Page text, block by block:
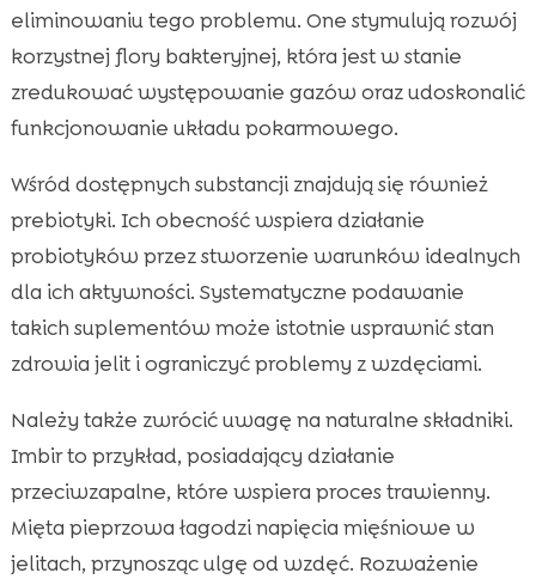
eliminowaniu tego problemu. One stymulują rozwój
korzystnej flory bakteryjnej, która jest w stanie
zredukować występowanie gazów oraz udoskonalić
funkcjonowanie układu pokarmowego.
Wśród dostępnych substancji znajdują się również
prebiotyki. Ich obecność wspiera działanie
probiotyków przez stworzenie warunków idealnych
dla ich aktywności. Systematyczne podawanie
takich suplementów może istotnie usprawnić stan
zdrowia jelit i ograniczyć problemy z wzdęciami.
Należy także zwrócić uwagę na naturalne składniki.
Imbir to przykład, posiadający działanie
przeciwzapalne, które wspiera proces trawienny.
Mięta pieprzowa łagodzi napięcia mięśniowe w
jelitach, przynosząc ulgę od wzdęć. Rozważenie